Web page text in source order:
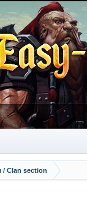
/ Сlan section